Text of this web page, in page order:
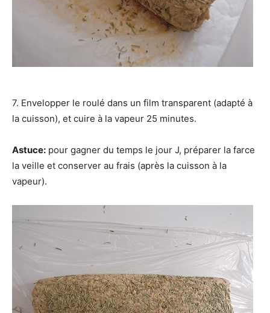
7. Envelopper le roulé dans un film transparent (adapté à
la cuisson), et cuire à la vapeur 25 minutes.
Astuce: pour gagner du temps le jour J, préparer la farce
la veille et conserver au frais (après la cuisson à la
vapeur).